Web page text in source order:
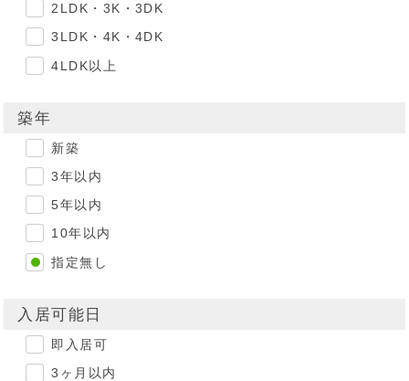
2LDK・3K・3DK
3LDK・4K・4DK
4LDK以上
築年
新築
3年以内
5年以内
10年以内
指定無し
入居可能日
即入居可
3ヶ月以内